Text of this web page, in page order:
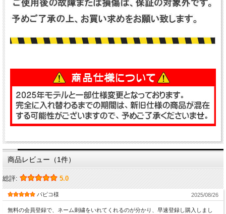
商品レビュー（1件）
総評: 5.0
パピコ様 2025/08/26
無料の会員登録で、ネーム刺繍をいれてくれるのが分かり、早速登録し購入しまし